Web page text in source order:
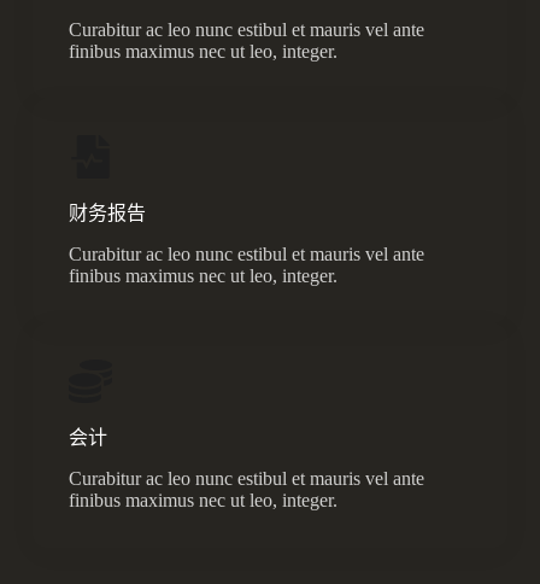
Curabitur ac leo nunc estibul et mauris vel ante
finibus maximus nec ut leo, integer.
财务报告
Curabitur ac leo nunc estibul et mauris vel ante
finibus maximus nec ut leo, integer.
会计
Curabitur ac leo nunc estibul et mauris vel ante
finibus maximus nec ut leo, integer.